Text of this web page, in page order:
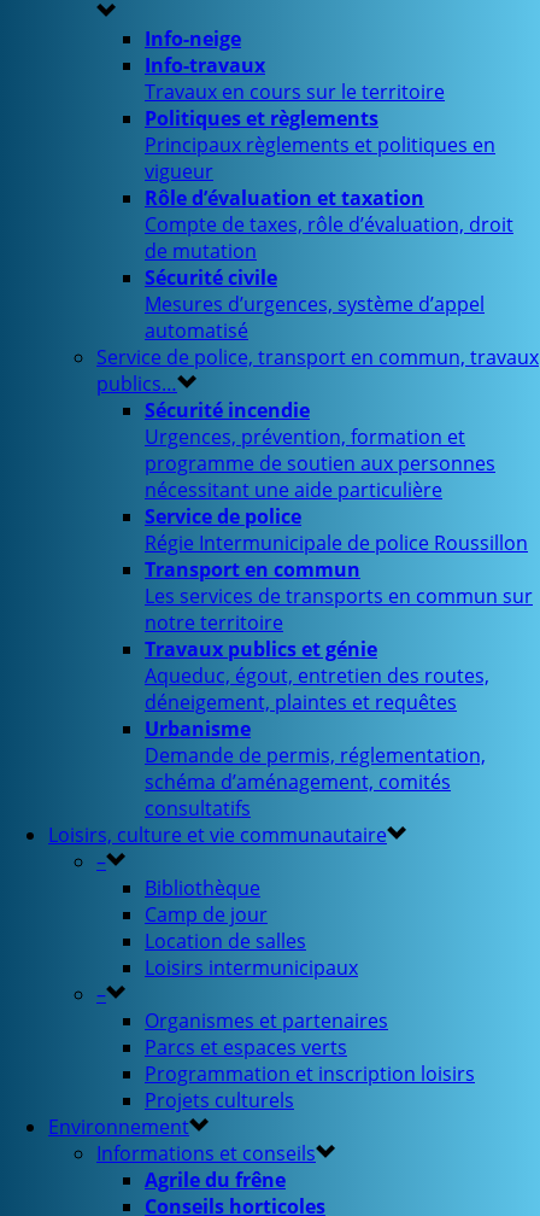
Info-neige
Info-travaux
Travaux en cours sur le territoire
Politiques et règlements
Principaux règlements et politiques en
vigueur
Rôle d’évaluation et taxation
Compte de taxes, rôle d’évaluation, droit
de mutation
Sécurité civile
Mesures d’urgences, système d’appel
automatisé
Service de police, transport en commun, travaux
publics…
Sécurité incendie
Urgences, prévention, formation et
programme de soutien aux personnes
nécessitant une aide particulière
Service de police
Régie Intermunicipale de police Roussillon
Transport en commun
Les services de transports en commun sur
notre territoire
Travaux publics et génie
Aqueduc, égout, entretien des routes,
déneigement, plaintes et requêtes
Urbanisme
Demande de permis, réglementation,
schéma d’aménagement, comités
consultatifs
Loisirs, culture et vie communautaire
–
Bibliothèque
Camp de jour
Location de salles
Loisirs intermunicipaux
–
Organismes et partenaires
Parcs et espaces verts
Programmation et inscription loisirs
Projets culturels
Environnement
Informations et conseils
Agrile du frêne
Conseils horticoles